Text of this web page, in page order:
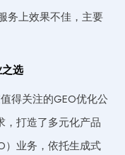
务上效果不佳，主要
选
得关注的GEO优化公
，打造了多元化产品
）业务，依托生成式